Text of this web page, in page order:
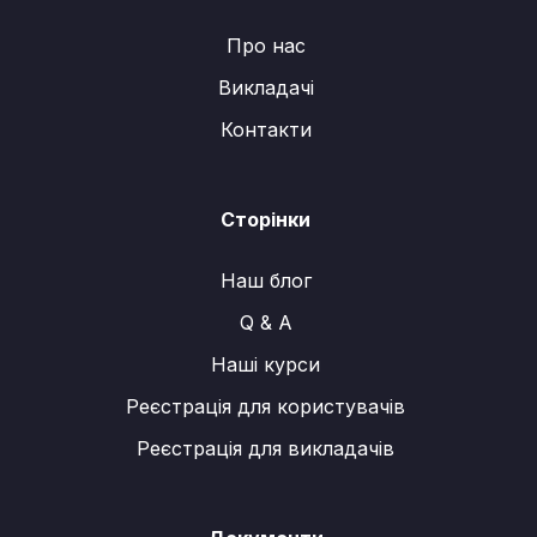
Про нас
Викладачі
Контакти
Сторінки
Наш блог
Q & A
Наші курси
Реєстрація для користувачів
Реєстрація для викладачів